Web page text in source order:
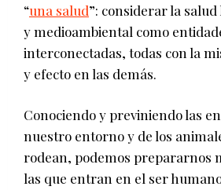
“una salud”: considerar la
y medioambiental como
interconectadas, todas con la
y efecto en las demás.
Conociendo y previniendo las
nuestro entorno y de los
rodean, podemos prepararnos
las que entran en el ser